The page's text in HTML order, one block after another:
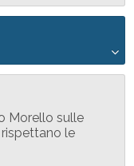
Morello sulle
le